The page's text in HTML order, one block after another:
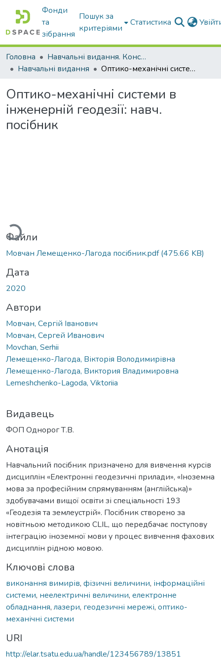
Фонди
та
зібрання
Пошук за
критеріями
Статистика
Головна
Навчальні видання. Конспекти лекцій
Навчальні видання
Оптико-механічні системи в інженерній геодезії: навч. посібник
Оптико-механічні системи в
інженерній геодезії: навч.
посібник
Файли
Мовчан Лемещенко-Лагода посібник.pdf(475.66 KB)
Дата
2020
Автори
Мовчан, Сергій Іванович
Мовчан, Сергей Иванович
Movchan, Serhii
Лемещенко-Лагода, Вікторія Володимирівна
Лемещенко-Лагода, Виктория Владимировна
Lemeshchenko-Lagoda, Viktoriia
Видавець
ФОП Однорог Т.В.
Анотація
Навчальний посібник призначено для вивчення курсів
дисциплін «Електронні геодезичні прилади», «Іноземна
мова за професійним спрямуванням (англійська)»
здобувачами вищої освіти зі спеціальності 193
«Геодезія та землеустрій». Посібник створено за
новітньою методикою CLIL, що передбачає поступову
інтеграцію іноземної мови у процес вивчення фахових
дисциплін рідною мовою.
Ключові слова
виконання вимирів, фізичні величини, інформаційні
системи, неелектричні величини, електронне
обладнання, лазери, геодезичні мережі, оптико-
механічні системи
URI
http://elar.tsatu.edu.ua/handle/123456789/13851